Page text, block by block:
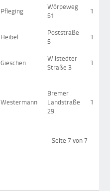
Pfleging
Wörpeweg
51
Heibel
Poststraße
5
Gieschen
Wilstedter
Straße 3
Westermann
Bremer
Landstraße
29
Seite 7 von 7